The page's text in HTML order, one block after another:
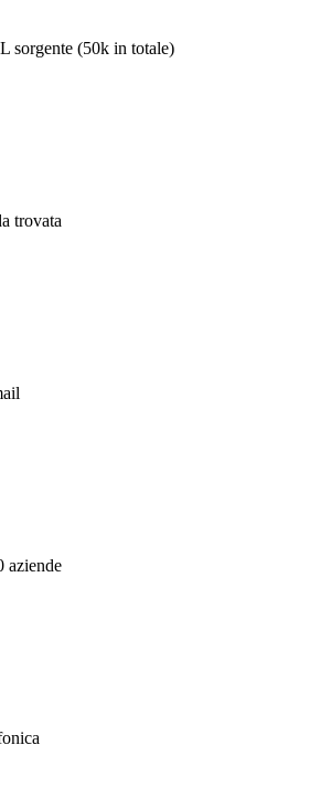
sorgente (50k in totale)
trovata
aziende